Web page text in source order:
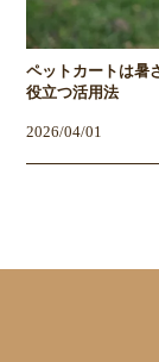
ペットカートは暑
役立つ活用法
2026/04/01